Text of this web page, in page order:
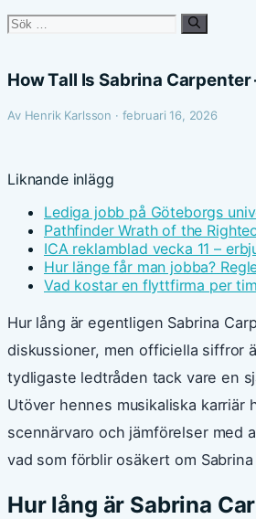
Sök
How Tall Is Sabrina
Av Henrik Karlsson · februari 16, 2026
Liknande inlägg
Lediga jobb på Göteborgs
Pathfinder Wrath of the
ICA reklamblad vecka 11 –
Hur länge får man jobba?
Vad kostar en flyttfirma per
Hur lång är egentligen Sabrina
diskussioner, men officiella siffror
tydligaste ledtråden tack vare en
Utöver hennes musikaliska karriär
scennärvaro och jämförelser med
vad som förblir osäkert om
Hur lång är Sabrina